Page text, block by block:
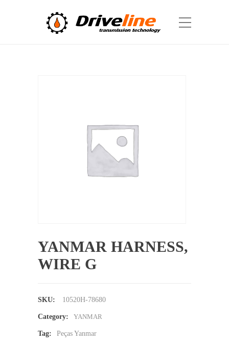
YANMAR HARNESS,
WIRE G
SKU: 10520H-78680
Category: YANMAR
Tag: Peças Yanmar